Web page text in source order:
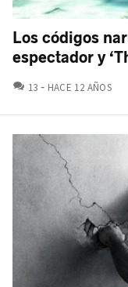
Los códigos
espectador y
13 COMENTARIOS
HACE 12 AÑOS